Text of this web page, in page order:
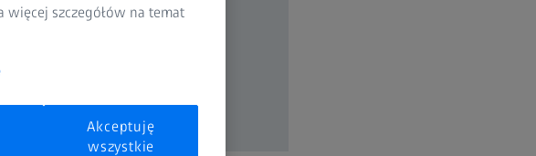
więcej szczegółów na temat
Akceptuję
wszystkie